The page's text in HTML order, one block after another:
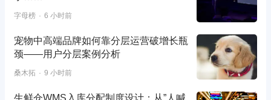
字母榜 6 小时前
宠物中高端品牌如何靠分层运营破增长瓶
颈——用户分层案例分析
桑木拓 9 小时前